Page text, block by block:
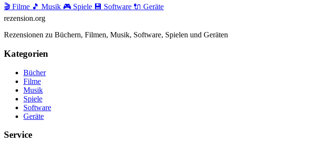
🎬 Filme 🎵 Musik 🎮 Spiele 💾 Software 🔌 Geräte
rezension.org
Rezensionen zu Büchern, Filmen, Musik, Software, Spielen und Geräten
Kategorien
Bücher
Filme
Musik
Spiele
Software
Geräte
Service